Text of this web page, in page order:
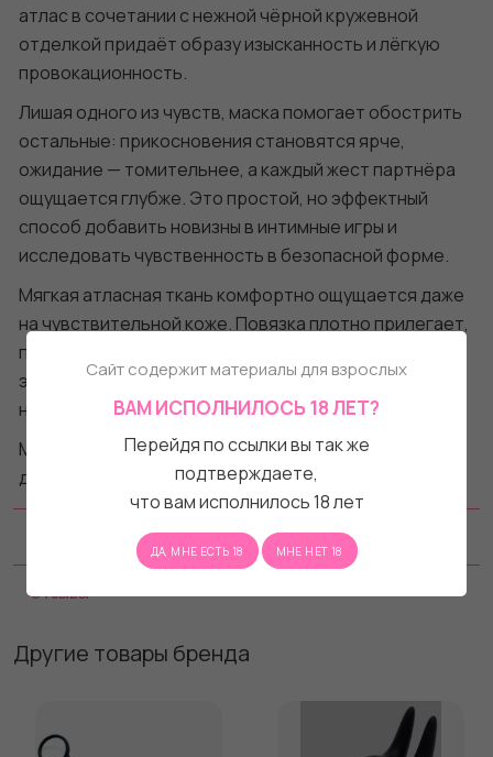
атлас в сочетании с нежной чёрной кружевной
отделкой придаёт образу изысканность и лёгкую
провокационность.
Лишая одного из чувств, маска помогает обострить
остальные: прикосновения становятся ярче,
ожидание — томительнее, а каждый жест партнёра
ощущается глубже. Это простой, но эффектный
способ добавить новизны в интимные игры и
исследовать чувственность в безопасной форме.
Мягкая атласная ткань комфортно ощущается даже
на чувствительной коже. Повязка плотно прилегает,
предотвращая подглядывание, при этом остаётся
эластичной и удобной даже при длительном
ношении.
Маска Play Nice — это деликатное приглашение к
доверию, экспериментам и новым граням близости.
Характеристики
Отзывы
Другие товары бренда
Сайт содержит материалы для взрослых
ВАМ ИСПОЛНИЛОСЬ 18 ЛЕТ?
Перейдя по ссылки вы так же
подтверждаете,
что вам исполнилось 18 лет
ДА, МНЕ ЕСТЬ 18 МНЕ НЕТ 18